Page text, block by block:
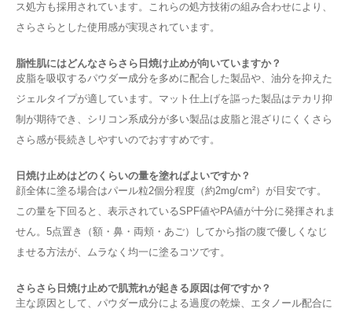
ス処方も採用されています。これらの処方技術の組み合わせにより、
さらさらとした使用感が実現されています。
脂性肌にはどんなさらさら日焼け止めが向いていますか？
皮脂を吸収するパウダー成分を多めに配合した製品や、油分を抑えた
ジェルタイプが適しています。マット仕上げを謳った製品はテカリ抑
制が期待でき、シリコン系成分が多い製品は皮脂と混ざりにくくさら
さら感が長続きしやすいのでおすすめです。
日焼け止めはどのくらいの量を塗ればよいですか？
顔全体に塗る場合はパール粒2個分程度（約2mg/cm²）が目安です。
この量を下回ると、表示されているSPF値やPA値が十分に発揮されま
せん。5点置き（額・鼻・両頬・あご）してから指の腹で優しくなじ
ませる方法が、ムラなく均一に塗るコツです。
さらさら日焼け止めで肌荒れが起きる原因は何ですか？
主な原因として、パウダー成分による過度の乾燥、エタノール配合に